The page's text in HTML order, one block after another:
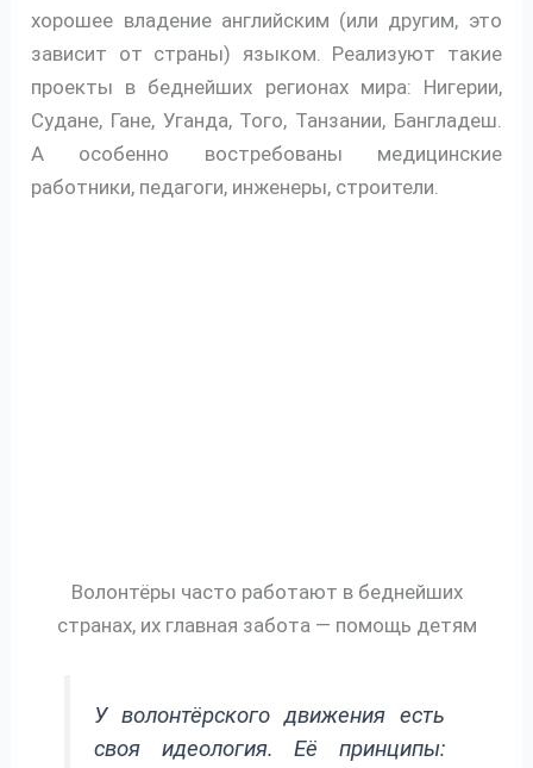
хорошее владение английским (или другим, это
зависит от страны) языком. Реализуют такие
проекты в беднейших регионах мира: Нигерии,
Судане, Гане, Уганда, Того, Танзании, Бангладеш.
А особенно востребованы медицинские
работники, педагоги, инженеры, строители.
Волонтёры часто работают в беднейших
странах, их главная забота — помощь детям
У волонтёрского движения есть
своя идеология. Её принципы: